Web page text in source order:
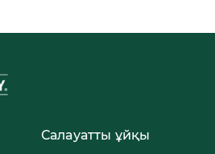
Салауатты ұйқы